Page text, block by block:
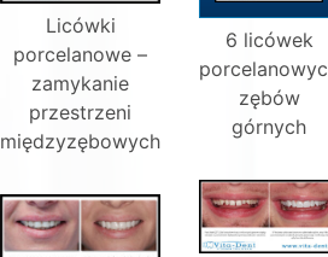
Licówki
porcelanowe –
zamykanie
przestrzeni
międzyzębowych
6 licówek
zębów
górnych